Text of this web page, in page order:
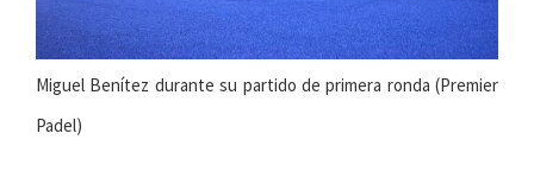
Miguel Benítez durante su partido de primera ronda (Premier
Padel)